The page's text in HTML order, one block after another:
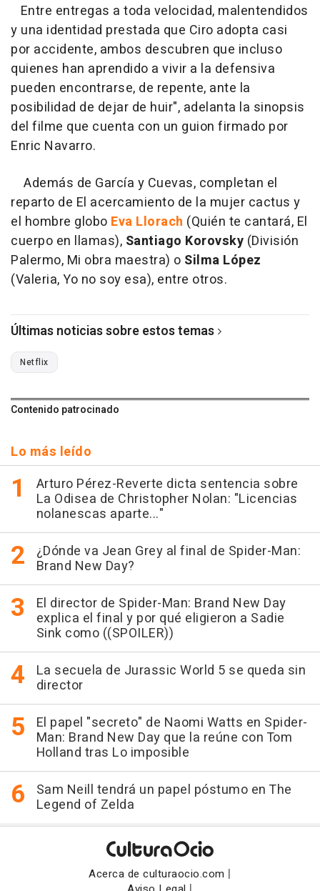
Entre entregas a toda velocidad, malentendidos
y una identidad prestada que Ciro adopta casi
por accidente, ambos descubren que incluso
quienes han aprendido a vivir a la defensiva
pueden encontrarse, de repente, ante la
posibilidad de dejar de huir", adelanta la sinopsis
del filme que cuenta con un guion firmado por
Enric Navarro.
Además de García y Cuevas, completan el
reparto de El acercamiento de la mujer cactus y
el hombre globo Eva Llorach (Quién te cantará, El
cuerpo en llamas), Santiago Korovsky (División
Palermo, Mi obra maestra) o Silma López
(Valeria, Yo no soy esa), entre otros.
Últimas noticias sobre estos temas
Netflix
Contenido patrocinado
Lo más leído
Arturo Pérez-Reverte dicta sentencia sobre
La Odisea de Christopher Nolan: "Licencias
nolanescas aparte..."
¿Dónde va Jean Grey al final de Spider-Man:
Brand New Day?
El director de Spider-Man: Brand New Day
explica el final y por qué eligieron a Sadie
Sink como ((SPOILER))
La secuela de Jurassic World 5 se queda sin
director
El papel "secreto" de Naomi Watts en Spider-
Man: Brand New Day que la reúne con Tom
Holland tras Lo imposible
Sam Neill tendrá un papel póstumo en The
Legend of Zelda
Acerca de culturaocio.com |